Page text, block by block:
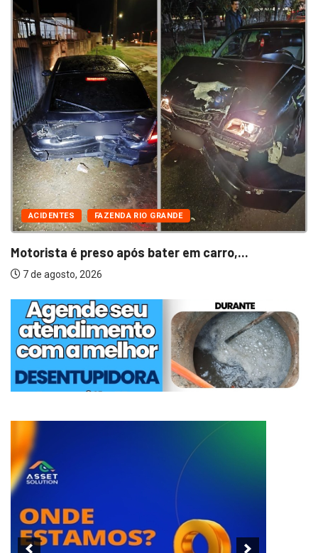
ACIDENTES FAZENDA RIO GRANDE
Motorista é preso após bater em carro,...
7 de agosto, 2026